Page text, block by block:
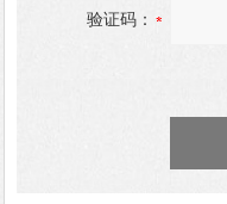
验证码：